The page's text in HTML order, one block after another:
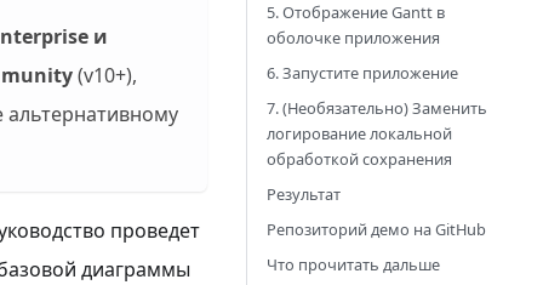
и
(v10+),
проведет
диаграммы
5. Отображение Gantt в
оболочке приложения
6. Запустите приложение
7. (Необязательно) Заменить
логирование локальной
обработкой сохранения
Результат
Репозиторий демо на GitHub
Что прочитать дальше